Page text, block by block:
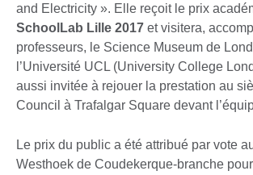
and Electricity ». Elle reçoit le prix
SchoolLab Lille 2017 et visitera,
professeurs, le Science Museum de
l’Université UCL (University College
aussi invitée à rejouer la prestation au
Council à Trafalgar Square devant
Le prix du public a été attribué par vote
Westhoek de Coudekerque-branche